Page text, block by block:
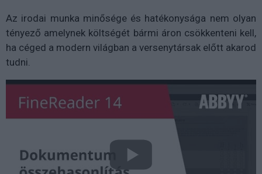
Az irodai munka minősége és hatékonysága nem olyan
tényező amelynek költségét bármi áron csökkenteni kell,
ha céged a modern világban a versenytársak előtt akarod
tudni.